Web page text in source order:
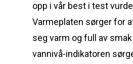
opp i vår best i test
Varmeplaten sørger for
seg varm og full av smak
vannivå-indikatoren